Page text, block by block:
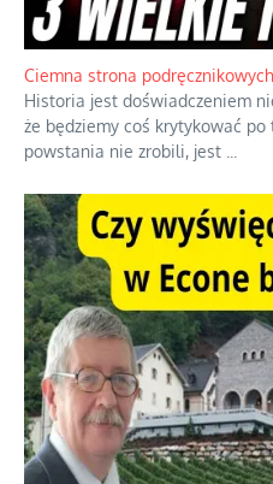
Ciemna strona
Historia jest doświadczeniem
że będziemy coś krytykować po
powstania nie zrobili, jest